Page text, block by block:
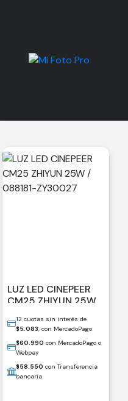
LUZ LED CINEPEER
CM25 ZHIYUN 25W /
12 cuotas sin interés de
$5.083, con MercadoPago
$60.990 con MercadoPago o
Webpay
$58.550 con Transferencia
bancaria